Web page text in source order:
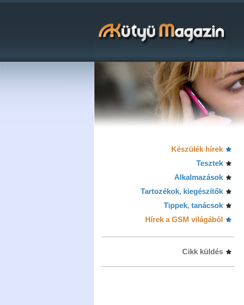
Készülék hírek
Tesztek
Alkalmazások
Tartozékok, kiegészítők
Tippek, tanácsok
Hírek a GSM világából
Cikk küldés